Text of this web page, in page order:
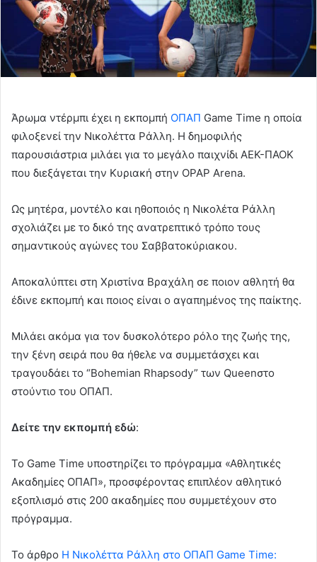
Άρωμα ντέρμπι έχει η εκπομπή ΟΠΑΠ Game Time η οποία
φιλοξενεί την Νικολέττα Ράλλη. Η δημοφιλής
παρουσιάστρια μιλάει για το μεγάλο παιχνίδι ΑΕΚ-ΠΑΟΚ
που διεξάγεται την Κυριακή στην OPAP Arena.
Ως μητέρα, μοντέλο και ηθοποιός η Νικολέτα Ράλλη
σχολιάζει με το δικό της ανατρεπτικό τρόπο τους
σημαντικούς αγώνες του Σαββατοκύριακου.
Αποκαλύπτει στη Χριστίνα Βραχάλη σε ποιον αθλητή θα
έδινε εκπομπή και ποιος είναι ο αγαπημένος της παίκτης.
Μιλάει ακόμα για τον δυσκολότερο ρόλο της ζωής της,
την ξένη σειρά που θα ήθελε να συμμετάσχει και
τραγουδάει το “Bohemian Rhapsody” των Queenστο
στούντιο του ΟΠΑΠ.
Δείτε την εκπομπή εδώ:
Το Game Time υποστηρίζει το πρόγραμμα «Αθλητικές
Ακαδημίες ΟΠΑΠ», προσφέροντας επιπλέον αθλητικό
εξοπλισμό στις 200 ακαδημίες που συμμετέχουν στο
πρόγραμμα.
To άρθρο Η Νικολέττα Ράλλη στο ΟΠΑΠ Game Time: